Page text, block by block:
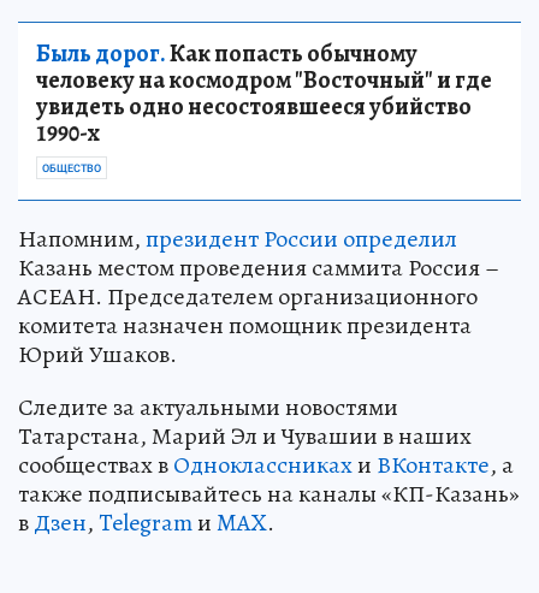
Быль дорог.Как попасть обычному
человеку на космодром "Восточный" и где
увидеть одно несостоявшееся убийство
1990-х
ОБЩЕСТВО
Напомним,президент России определил
Казань местом проведения саммита Россия –
АСЕАН. Председателем организационного
комитета назначен помощник президента
Юрий Ушаков.
Следите за актуальными новостями
Татарстана, Марий Эл и Чувашии в наших
сообществах вОдноклассникахи ВКонтакте, а
также подписывайтесь на каналы «КП-Казань»
вДзен,TelegramиMAX.